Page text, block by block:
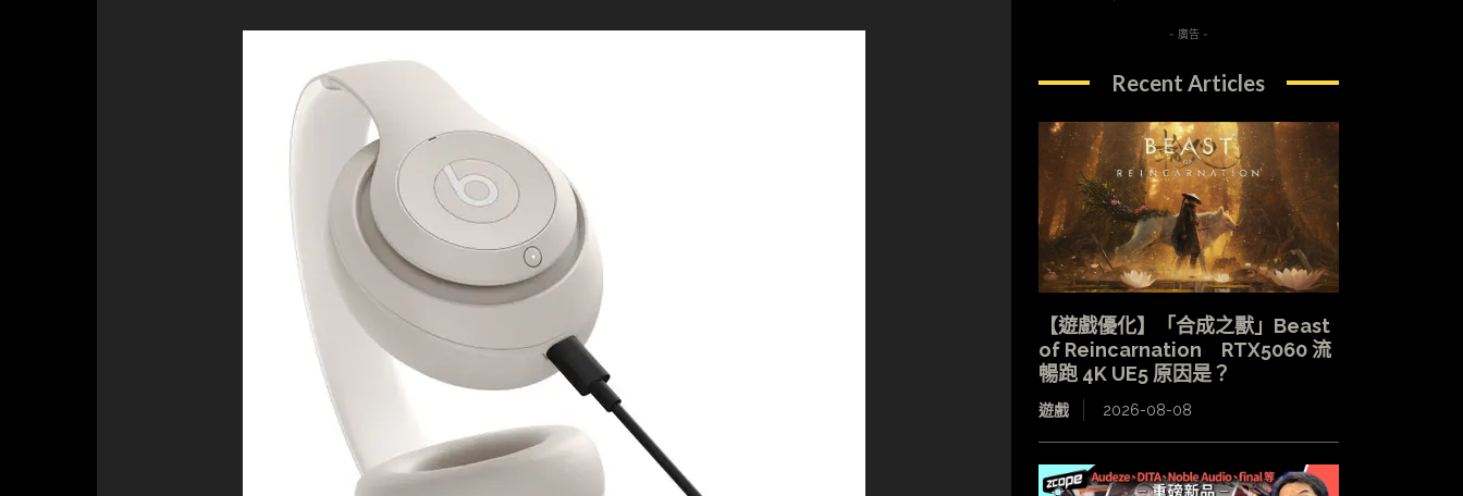
- 廣告 -
Recent Articles
【遊戲優化】「合成之獸」Beast
of Reincarnation RTX5060 流
暢跑 4K UE5 原因是？
遊戲 2026-08-08